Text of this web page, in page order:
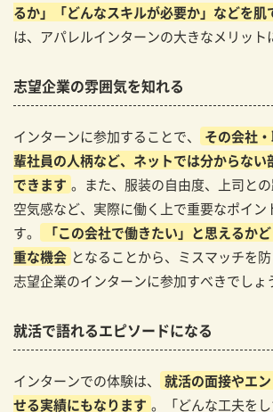
るか」「どんなスキルが必要か」などを肌
は、アパレルインターンの大きなメリット
志望企業の雰囲気を知れる
インターンに参加することで、
その会社
輩社員の人柄など、ネットでは分からない
できます 。また、服装の自由度、上司と
空気感など、実際に働く上で重要なポイン
す。
「この会社で働きたい」と思えるか
重な機会 となることから、ミスマッチを
志望企業のインターンに参加すべきでしょ
就活で語れるエピソードになる
インターンでの体験は、
就活の面接やエ
せる実績にもなります 。「どんな工夫を